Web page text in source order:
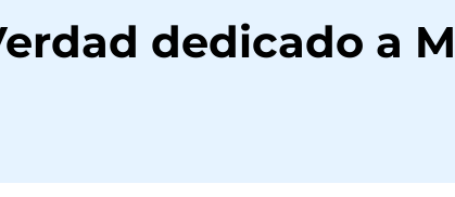
dedicado a